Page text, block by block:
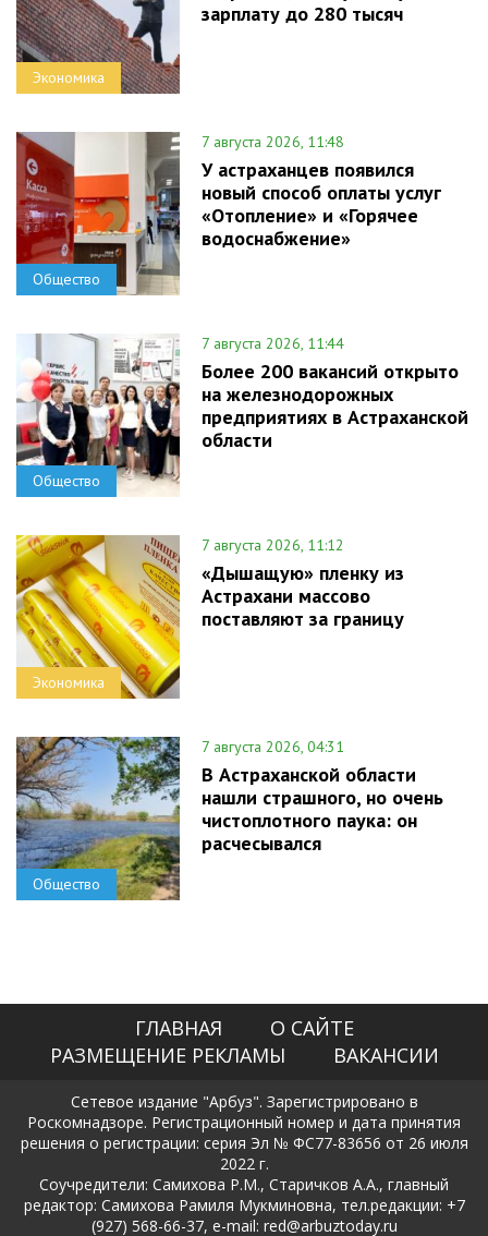
Экономика
зарплату до 280 тысяч
Общество
7 августа 2026, 11:48
У астраханцев появился
новый способ оплаты услуг
«Отопление» и «Горячее
водоснабжение»
Общество
7 августа 2026, 11:44
Более 200 вакансий открыто
на железнодорожных
предприятиях в Астраханской
области
Экономика
7 августа 2026, 11:12
«Дышащую» пленку из
Астрахани массово
поставляют за границу
Общество
7 августа 2026, 04:31
В Астраханской области
нашли страшного, но очень
чистоплотного паука: он
расчесывался
ГЛАВНАЯ
О САЙТЕ
РАЗМЕЩЕНИЕ РЕКЛАМЫ
ВАКАНСИИ
Сетевое издание "Арбуз". Зарегистрировано в
Роскомнадзоре. Регистрационный номер и дата принятия
решения о регистрации: серия Эл № ФС77-83656 от 26 июля
2022 г.
Соучредители: Самихова Р.М., Старичков А.А., главный
редактор: Самихова Рамиля Мукминовна, тел.редакции: +7
(927) 568-66-37, e-mail: red@arbuztoday.ru